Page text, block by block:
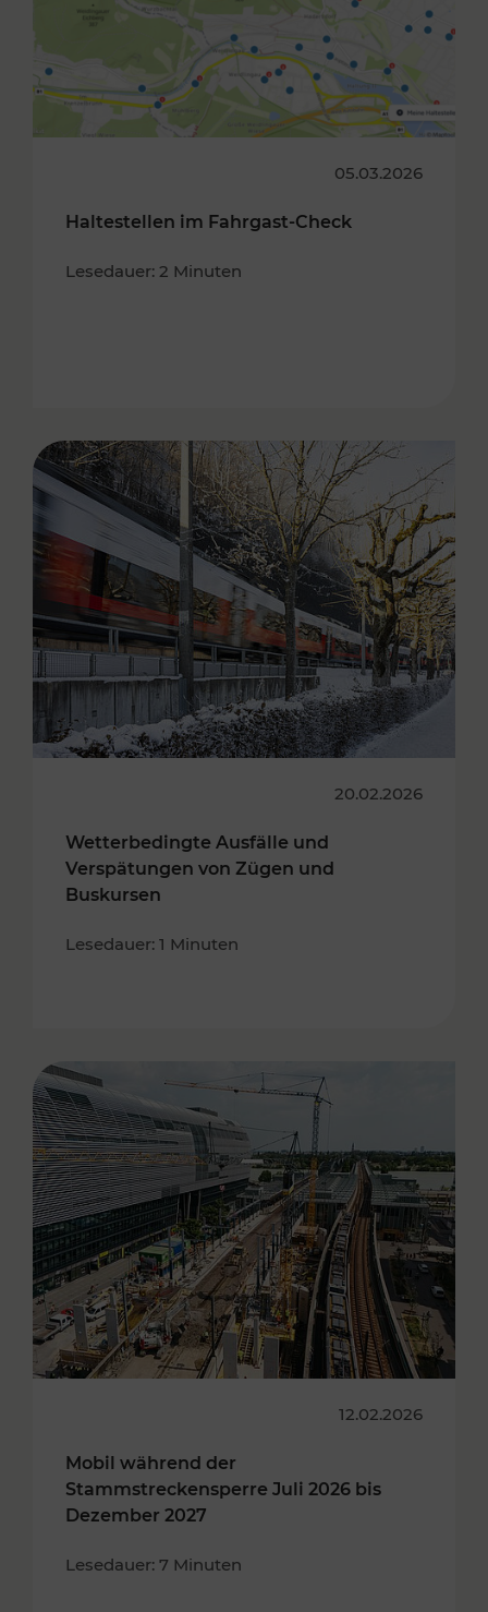
05.03.2026
Haltestellen im Fahrgast-Check
Lesedauer: 2 Minuten
20.02.2026
Wetterbedingte Ausfälle und
Verspätungen von Zügen und
Buskursen
Lesedauer: 1 Minuten
12.02.2026
Mobil während der
Stammstreckensperre Juli 2026 bis
Dezember 2027
Lesedauer: 7 Minuten